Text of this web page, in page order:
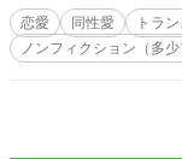
という魔法の言葉はどこ
二人と、そんな二人に容
お互い相手の幸せを求め
恋愛 同性愛 トラ
ノンフィクション（多少